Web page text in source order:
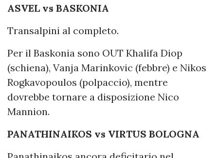
ASVEL vs BASKONIA
Transalpini al completo.
Per il Baskonia sono OUT Khalifa Diop
(schiena), Vanja Marinkovic (febbre) e Nikos
Rogkavopoulos (polpaccio), mentre
dovrebbe tornare a disposizione Nico
Mannion.
PANATHINAIKOS vs VIRTUS BOLOGNA